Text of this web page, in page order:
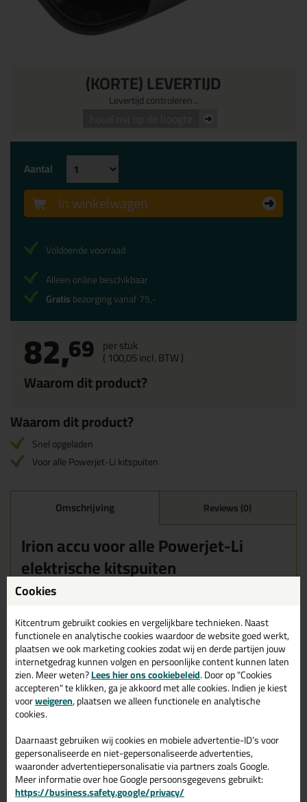
(KORTE) LEVERTIJD
Levertijd controleren...
82,69 per stuk
( 100,05incl. BTW )
Waarom dit product?
Aantal
In winkelwagen
Voldoende voorraad
Alleen online beschikbaar
Gratisbezorging vanaf 75,-
Waarom dit product?
Snel opgeladen
Voor alle Powerjet-Li kitspuiten
Omschrijving Reviews (0)
Irion accu voor alle Powerjet-Li
elektrische kitspuiten
Deze accu van Irion is in ongeveer 1 uur tijd op te laden met
behulp van een snellader van Irion. Met één volle accu kun je
hoeveelheid hangt af van de stugheid van het materiaal dat je
wilt verspuiten.
Wanneer gebruik je deze accu van Irion?
Deze accu van Irion kan gebruikt worden op alle Powerjet-Li
kitspuiten van Irion.
Kenmerken
Capaciteit: 1.3Ah
Voltage: 7.2V
Oplaadtijd
Lithium-ion
Cookies
Kitcentrum gebruikt cookies en vergelijkbare technieken. Naast
functionele en analytische cookies waardoor de website goed werkt,
plaatsen we ook marketing cookies zodat wij en derde partijen jouw
internetgedrag kunnen volgen en persoonlijke content kunnen laten
zien. Meer weten?Lees hier ons cookiebeleid. Door op "Cookies
accepteren" te klikken, ga je akkoord met alle cookies. Indien je kiest
voorweigeren, plaatsen we alleen functionele en analytische
cookies.
Daarnaast gebruiken wij cookies en mobiele advertentie-ID’s voor
gepersonaliseerde en niet-gepersonaliseerde advertenties,
waaronder advertentiepersonalisatie via partners zoals Google.
Meer informatie over hoe Google persoonsgegevens gebruikt:
https://business.safety.google/privacy/